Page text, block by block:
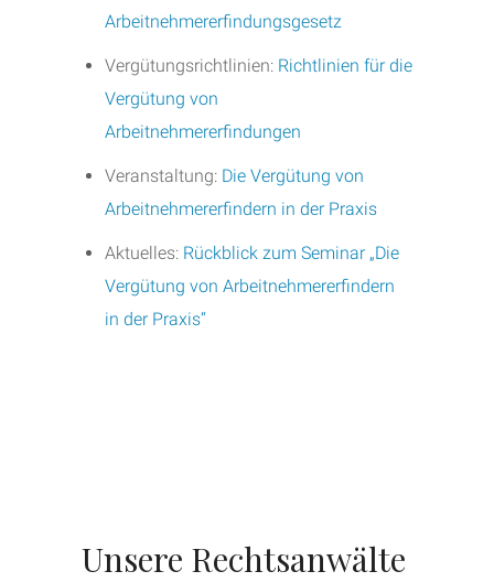
Arbeitnehmererfindungsgesetz
Vergütungsrichtlinien: Richtlinien für die
Vergütung von
Arbeitnehmererfindungen
Veranstaltung: Die Vergütung von
Arbeitnehmererfindern in der Praxis
Aktuelles: Rückblick zum Seminar „Die
Vergütung von Arbeitnehmererfindern
in der Praxis“
Unsere Rechtsanwälte